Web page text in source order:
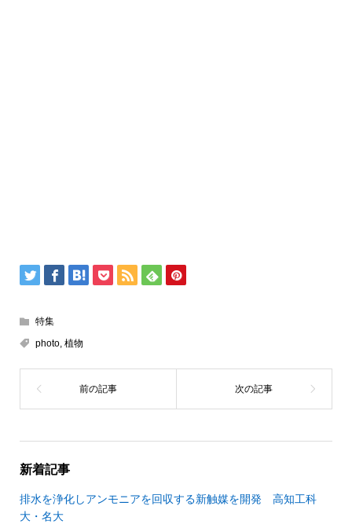
特集
photo, 植物
新着記事
排水を浄化しアンモニアを回収する新触媒を開発 高知工科
大・名大